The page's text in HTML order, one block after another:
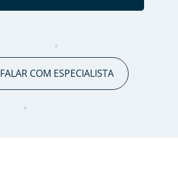
FALAR COM ESPECIALISTA